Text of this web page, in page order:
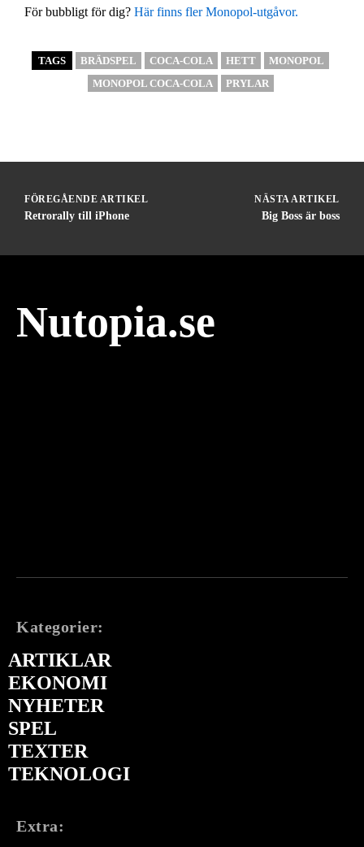
För bubbligt för dig? Här finns fler Monopol-utgåvor.
TAGS BRÄDSPEL COCA-COLA HETT
MONOPOL
MONOPOL COCA-COLA
PRYLAR
FÖREGÅENDE ARTIKEL
Retrorally till iPhone
NÄSTA ARTIKEL
Big Boss är boss
Nutopia.se
Kategorier:
ARTIKLAR
EKONOMI
NYHETER
SPEL
TEXTER
TEKNOLOGI
Extra: